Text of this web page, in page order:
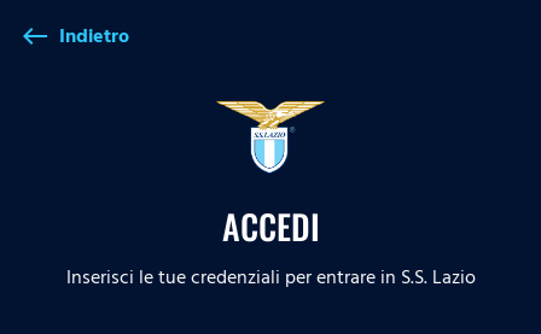
west Indietro
ACCEDI
Inserisci le tue credenziali per entrare in S.S. Lazio